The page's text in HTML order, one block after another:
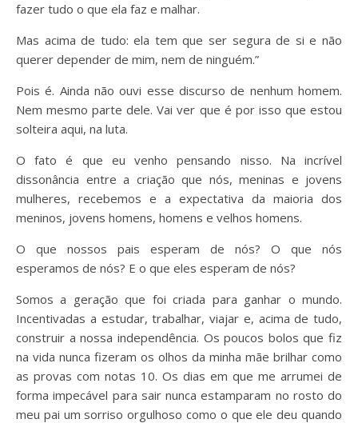
fazer tudo o que ela faz e malhar.
Mas acima de tudo: ela tem que ser segura de si e não
querer depender de mim, nem de ninguém.”
Pois é. Ainda não ouvi esse discurso de nenhum homem.
Nem mesmo parte dele. Vai ver que é por isso que estou
solteira aqui, na luta.
O fato é que eu venho pensando nisso. Na incrível
dissonância entre a criação que nós, meninas e jovens
mulheres, recebemos e a expectativa da maioria dos
meninos, jovens homens, homens e velhos homens.
O que nossos pais esperam de nós? O que nós
esperamos de nós? E o que eles esperam de nós?
Somos a geração que foi criada para ganhar o mundo.
Incentivadas a estudar, trabalhar, viajar e, acima de tudo,
construir a nossa independência. Os poucos bolos que fiz
na vida nunca fizeram os olhos da minha mãe brilhar como
as provas com notas 10. Os dias em que me arrumei de
forma impecável para sair nunca estamparam no rosto do
meu pai um sorriso orgulhoso como o que ele deu quando